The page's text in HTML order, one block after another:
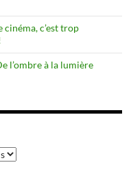
cinéma, c’est trop
l’ombre à la lumière